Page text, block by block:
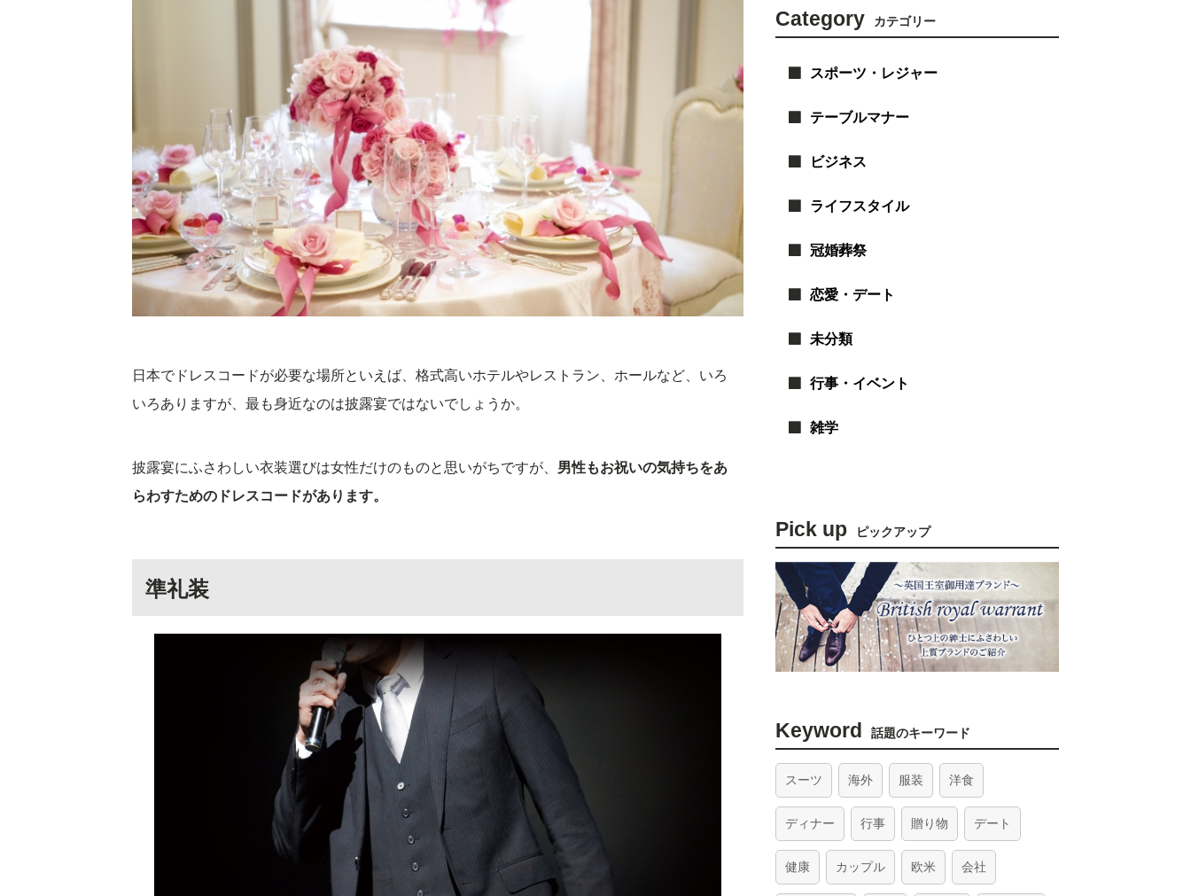
日本でドレスコードが必要な場所といえば、格式高いホテルやレストラン、ホールなど、いろ
いろありますが、最も身近なのは披露宴ではないでしょうか。
披露宴にふさわしい衣装選びは女性だけのものと思いがちですが、 男性もお祝いの気持ちをあ
らわすためのドレスコードがあります。
準礼装
Category カテゴリー
スポーツ・レジャー
テーブルマナー
ビジネス
ライフスタイル
冠婚葬祭
恋愛・デート
未分類
行事・イベント
雑学
Pick up ピックアップ
Keyword 話題のキーワード
スーツ 海外 服装 洋食
ディナー 行事 贈り物 デート
健康 カップル 欧米 会社